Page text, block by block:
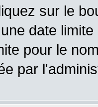
sur le
date
pour le
par